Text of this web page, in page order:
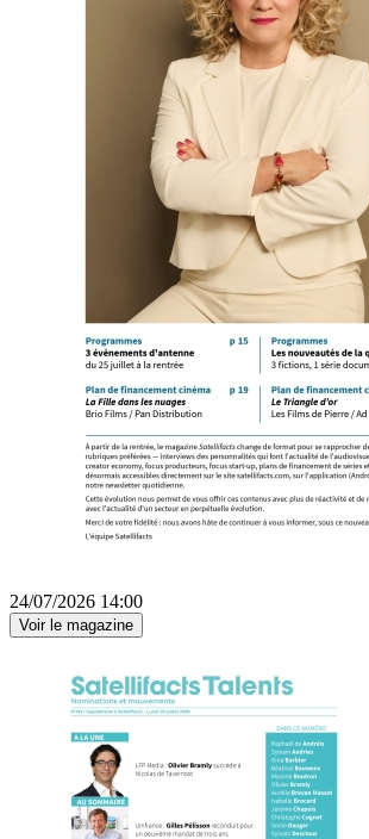
24/07/2026 14:00
Voir le magazine